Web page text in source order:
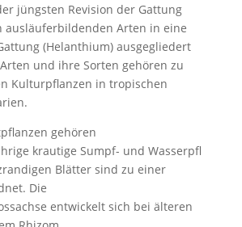
jüngsten Revision der Gattung
ausläuferbildenden Arten in eine
(Helanthium) ausgegliedert
und ihre Sorten gehören zu
Kulturpflanzen in tropischen
gehören
krautige Sumpf- und Wasserpfl
Blätter sind zu einer
Die
entwickelt sich bei älteren